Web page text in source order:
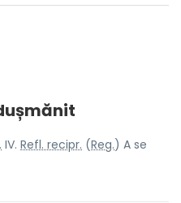
IV. Refl. recipr. (Reg.) A se